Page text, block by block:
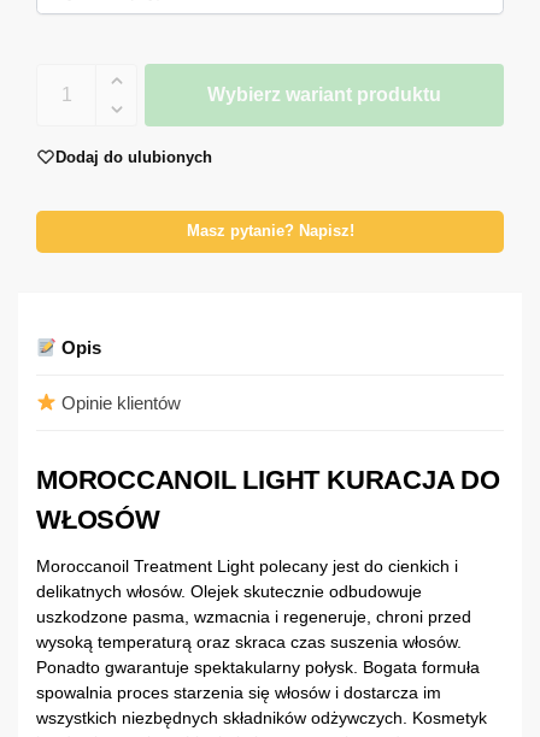
Wybierz wariant produktu
Dodaj do ulubionych
Masz pytanie? Napisz!
Opis
Opinie klientów
MOROCCANOIL LIGHT KURACJA DO
WŁOSÓW
Moroccanoil Treatment Light polecany jest do cienkich i
delikatnych włosów. Olejek skutecznie odbudowuje
uszkodzone pasma, wzmacnia i regeneruje, chroni przed
wysoką temperaturą oraz skraca czas suszenia włosów.
Ponadto gwarantuje spektakularny połysk. Bogata formuła
spowalnia proces starzenia się włosów i dostarcza im
wszystkich niezbędnych składników odżywczych. Kosmetyk